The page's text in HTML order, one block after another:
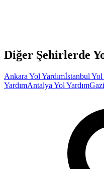
Diğer Şehirlerde
Ankara Yol Yardımİstanbul Yol
YardımAntalya Yol Yardım